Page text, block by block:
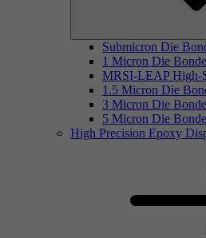
Submicron Die
1 Micron Die
MRSI-LEAP High-
1.5 Micron Die
3 Micron Die
5 Micron Die
High Precision Epoxy